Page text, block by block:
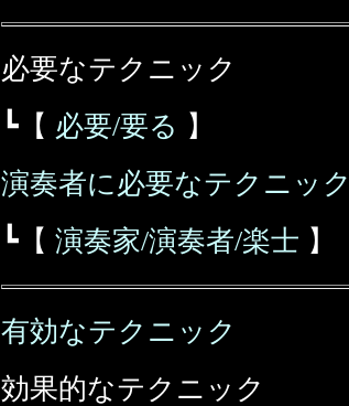
必要なテクニック
┗【 必要/要る 】
演奏者に必要なテクニック
┗【 演奏家/演奏者/楽士 】
有効なテクニック
効果的なテクニック